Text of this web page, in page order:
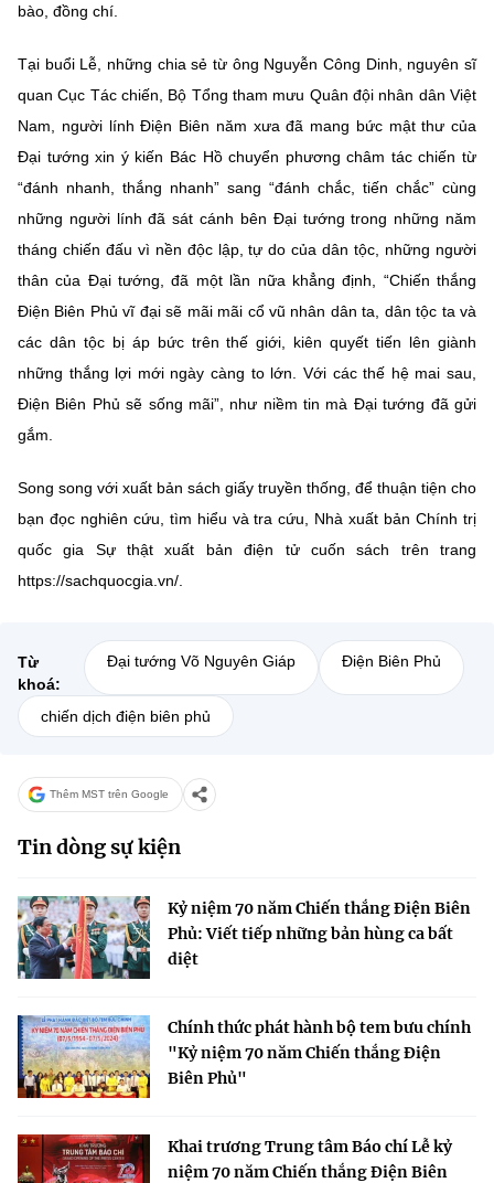
bào, đồng chí.
Tại buổi Lễ, những chia sẻ từ ông Nguyễn Công Dinh, nguyên sĩ
quan Cục Tác chiến, Bộ Tổng tham mưu Quân đội nhân dân Việt
Nam, người lính Điện Biên năm xưa đã mang bức mật thư của
Đại tướng xin ý kiến Bác Hồ chuyển phương châm tác chiến từ
“đánh nhanh, thắng nhanh” sang “đánh chắc, tiến chắc” cùng
những người lính đã sát cánh bên Đại tướng trong những năm
tháng chiến đấu vì nền độc lập, tự do của dân tộc, những người
thân của Đại tướng, đã một lần nữa khẳng định, “Chiến thắng
Điện Biên Phủ vĩ đại sẽ mãi mãi cổ vũ nhân dân ta, dân tộc ta và
các dân tộc bị áp bức trên thế giới, kiên quyết tiến lên giành
những thắng lợi mới ngày càng to lớn. Với các thế hệ mai sau,
Điện Biên Phủ sẽ sống mãi”, như niềm tin mà Đại tướng đã gửi
gắm.
Song song với xuất bản sách giấy truyền thống, để thuận tiện cho
bạn đọc nghiên cứu, tìm hiểu và tra cứu, Nhà xuất bản Chính trị
quốc gia Sự thật xuất bản điện tử cuốn sách trên trang
https://sachquocgia.vn/.
Từ
khoá:
Đại tướng Võ Nguyên Giáp Điện Biên Phủ
chiến dịch điện biên phủ
Thêm MST trên Google
Tin dòng sự kiện
Kỷ niệm 70 năm Chiến thắng Điện Biên
Phủ: Viết tiếp những bản hùng ca bất
diệt
Chính thức phát hành bộ tem bưu chính
"Kỷ niệm 70 năm Chiến thắng Điện
Biên Phủ"
Khai trương Trung tâm Báo chí Lễ kỷ
niệm 70 năm Chiến thắng Điện Biên